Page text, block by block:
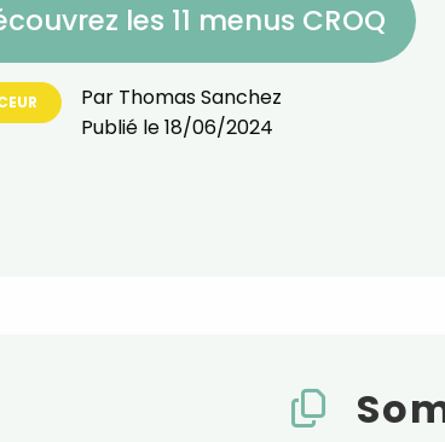
les 11 menus CROQ
Par Thomas Sanchez
Publié le18/06/2024